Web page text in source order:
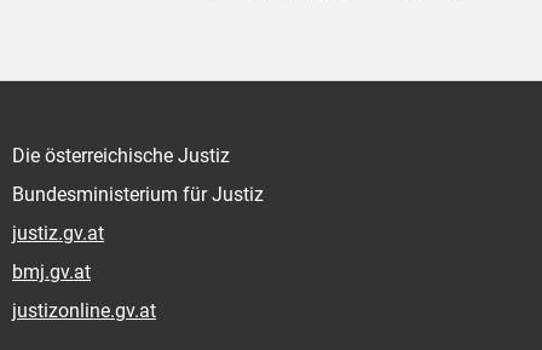
Die österreichische Justiz
Bundesministerium für Justiz
justiz.gv.at
bmj.gv.at
justizonline.gv.at